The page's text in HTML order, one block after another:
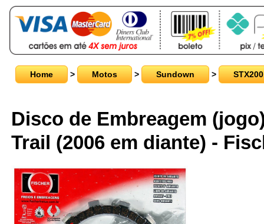
Home > Motos > Sundown >
Disco de Embreagem
Trail (2006 em diante) -